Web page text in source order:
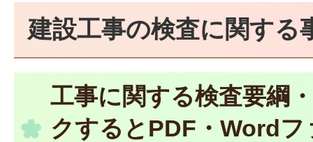
建設工事の検査に関する
工事に関する検査要綱
クするとPDF・Word